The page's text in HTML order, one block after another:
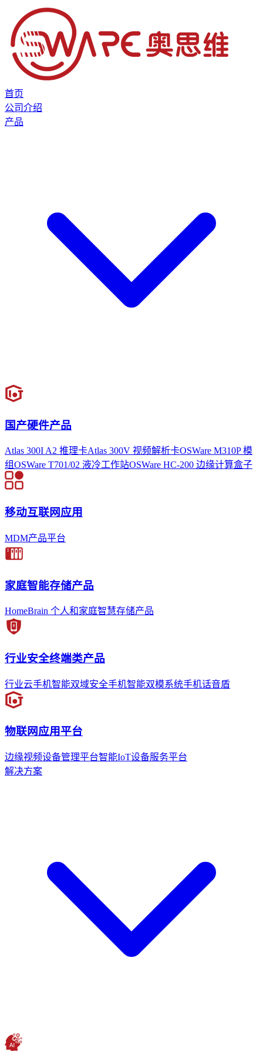
首页
公司介绍
产品
国产硬件产品
Atlas 300I A2 推理卡Atlas 300V 视频解析卡OSWare M310P 模
组OSWare T701/02 液冷工作站OSWare HC-200 边缘计算盒子
移动互联网应用
MDM产品平台
家庭智能存储产品
HomeBrain 个人和家庭智慧存储产品
行业安全终端类产品
行业云手机智能双域安全手机智能双模系统手机话音盾
物联网应用平台
边缘视频设备管理平台智能IoT设备服务平台
解决方案